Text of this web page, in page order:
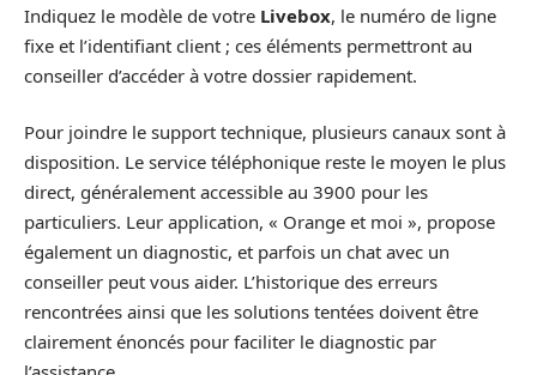
Indiquez le modèle de votre Livebox, le numéro de ligne
fixe et l’identifiant client ; ces éléments permettront au
conseiller d’accéder à votre dossier rapidement.
Pour joindre le support technique, plusieurs canaux sont à
disposition. Le service téléphonique reste le moyen le plus
direct, généralement accessible au 3900 pour les
particuliers. Leur application, « Orange et moi », propose
également un diagnostic, et parfois un chat avec un
conseiller peut vous aider. L’historique des erreurs
rencontrées ainsi que les solutions tentées doivent être
clairement énoncés pour faciliter le diagnostic par